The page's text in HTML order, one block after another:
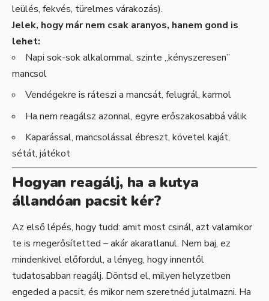
leülés, fekvés, türelmes várakozás).
Jelek, hogy már nem csak aranyos, hanem gond is
lehet:
Napi sok-sok alkalommal, szinte „kényszeresen”
mancsol
Vendégekre is ráteszi a mancsát, felugrál, karmol
Ha nem reagálsz azonnal, egyre erőszakosabbá válik
Kaparással, mancsolással ébreszt, követel kaját,
sétát, játékot
Hogyan reagálj, ha a kutya
állandóan pacsit kér?
Az első lépés, hogy tudd: amit most csinál, azt valamikor
te is megerősítetted – akár akaratlanul. Nem baj, ez
mindenkivel előfordul, a lényeg, hogy innentől
tudatosabban reagálj. Döntsd el, milyen helyzetben
engeded a pacsit, és mikor nem szeretnéd jutalmazni. Ha